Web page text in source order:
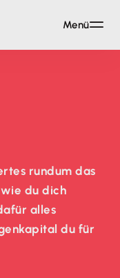
rundum das
du dich
alles
du für
Menü